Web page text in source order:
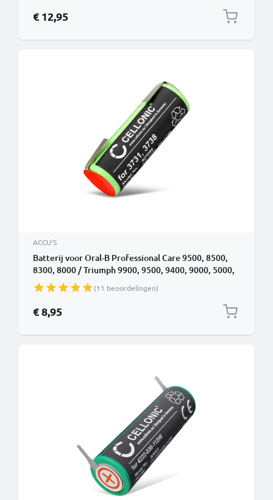
€ 12,95
ACCU'S
Batterij voor Oral-B Professional Care 9500, 8500,
8300, 8000 / Triumph 9900, 9500, 9400, 9000, 5000,
4000 (49mm) Accu(11 beoordelingen)
€ 8,95